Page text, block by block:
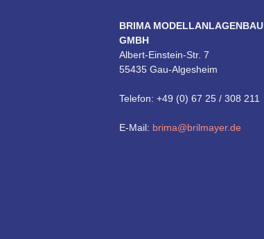
BRIMA MODELLANLAGENBAU
GMBH
Albert-Einstein-Str. 7
55435 Gau-Algesheim
Telefon: +49 (0) 67 25 / 308 211
E-Mail: brima@brilmayer.de